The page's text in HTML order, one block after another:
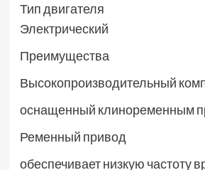
Тип двигателя
Электрический
Преимущества
Высокопроизводительный
оснащенный клиноременным
Ременный привод
обеспечивает низкую частоту